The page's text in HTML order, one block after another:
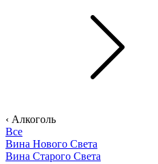
‹ Алкоголь
Все
Вина Нового Света
Вина Старого Света